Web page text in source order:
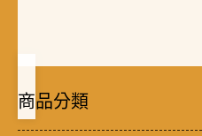
擇
商品分類